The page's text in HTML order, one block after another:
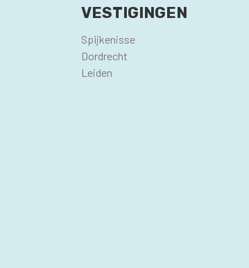
VESTIGINGEN
Spijkenisse
Dordrecht
Leiden